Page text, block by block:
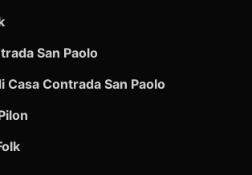
San Paolo
Casa Contrada San Paolo